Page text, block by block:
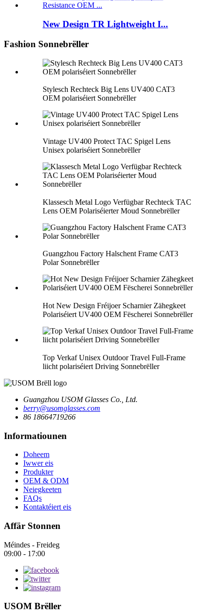
New Design TR Lightweight I...
Fashion Sonnebrëller
Stylesch Rechteck Big Lens UV400 CAT3
OEM polariséiert Sonnebrëller
Vintage UV400 Protect TAC Spigel Lens
Unisex polariséiert Sonnebrëller
Klassesch Metal Logo Verfügbar Rechteck TAC
Lens OEM Polariséierter Moud Sonnebrëller
Guangzhou Factory Halschent Frame CAT3
Polar Sonnebrëller
Hot New Design Fréijoer Scharnier Zähegkeet
Polariséiert UV400 OEM Fëscherei Sonnebrëller
Top Verkaf Unisex Outdoor Travel Full-Frame
liicht polariséiert Driving Sonnebrëller
Guangzhou USOM Glasses Co., Ltd.
berry@usomglasses.com
86 18664719266
Informatiounen
Doheem
Iwwer eis
Produkter
OEM & ODM
Neiegkeeten
FAQs
Kontaktéiert eis
Affär Stonnen
Méindes - Freideg
09:00 - 17:00
USOM Brëller